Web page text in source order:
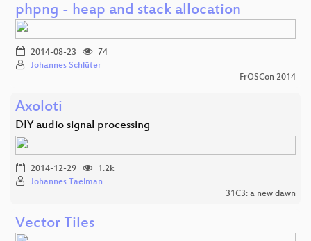
phpng - heap and stack allocation
2014-08-23
74
Johannes Schlüter
FrOSCon 2014
Axoloti
DIY audio signal processing
2014-12-29
1.2k
Johannes Taelman
31C3: a new dawn
Vector Tiles